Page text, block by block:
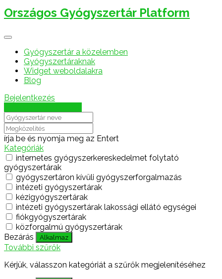
Országos Gyógyszertár Platform
Gyógyszertár a közelemben
Gyógyszertáraknak
Widget weboldalakra
Blog
Bejelentkezés
írja be és nyomja meg az Entert
Kategóriák
internetes gyógyszerkereskedelmet folytató
gyógyszertárak
gyógyszertáron kívüli gyógyszerforgalmazás
intézeti gyógyszertárak
kézigyógyszertárak
intézeti gyógyszertárak lakossági ellátó egységei
fiókgyógyszertárak
közforgalmú gyógyszertárak
Bezárás
Alkalmaz
További szűrők
Kérjük, válasszon kategóriát a szűrők megjelenítéséhez